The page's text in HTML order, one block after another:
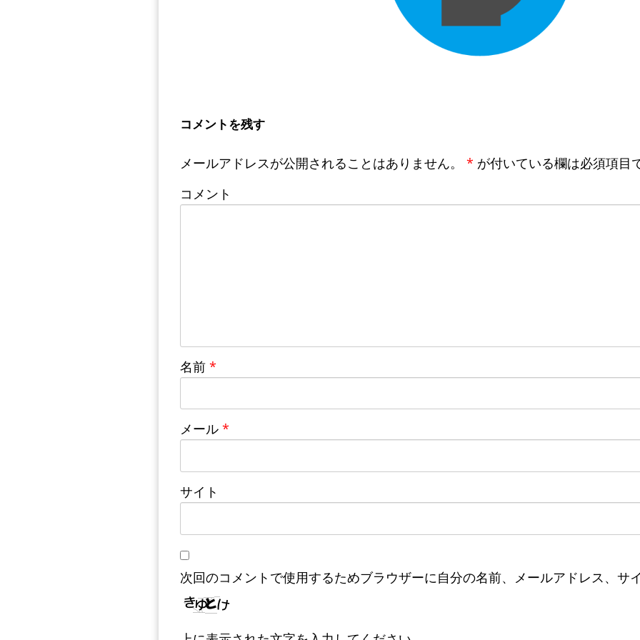
コメントを残す
メールアドレスが公開されることはありません。 * が付いている欄は必須項目
コメント
名前 *
メール *
サイト
次回のコメントで使用するためブラウザーに自分の名前、メールアドレス、サ